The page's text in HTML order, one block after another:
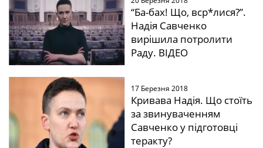
“Ба-бах! Що, вср*лися?”.
Надія Савченко
вирішила потролити
Раду. ВІДЕО
17 Березня 2018
Кривава Надія. Що стоїть
за звинуваченням
Савченко у підготовці
теракту?